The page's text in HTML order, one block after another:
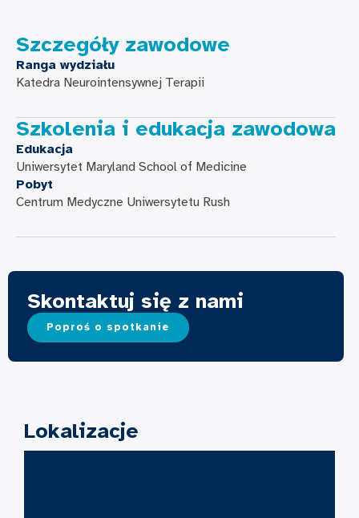
Szczegóły zawodowe
Ranga wydziału
Katedra Neurointensywnej Terapii
Szkolenia i edukacja zawodowa
Edukacja
Uniwersytet Maryland School of Medicine
Pobyt
Centrum Medyczne Uniwersytetu Rush
Skontaktuj się z nami
Poproś o spotkanie
Lokalizacje